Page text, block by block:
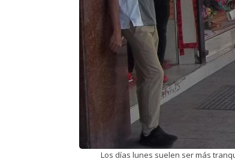
Los días lunes suelen ser más